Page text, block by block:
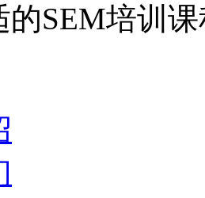
的SEM培训